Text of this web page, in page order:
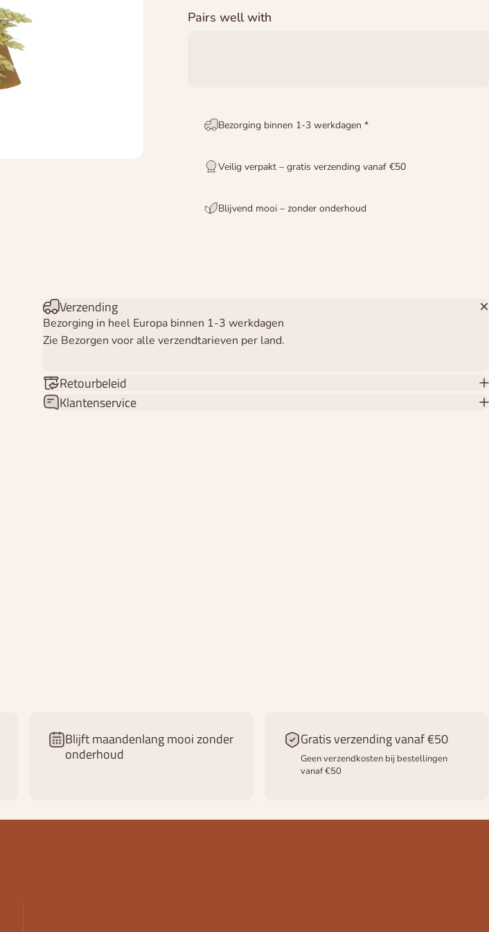
Pairs well with
Bezorging binnen 1-3 werkdagen *
Veilig verpakt – gratis verzending vanaf €50
Blijvend mooi – zonder onderhoud
Verzending
Bezorging in heel Europa binnen 1-3 werkdagen
Zie Bezorgen voor alle verzendtarieven per land.
Retourbeleid
Klantenservice
Blijft maandenlang mooi zonder
onderhoud
Gratis verzending vanaf €50
Geen verzendkosten bij bestellingen
vanaf €50